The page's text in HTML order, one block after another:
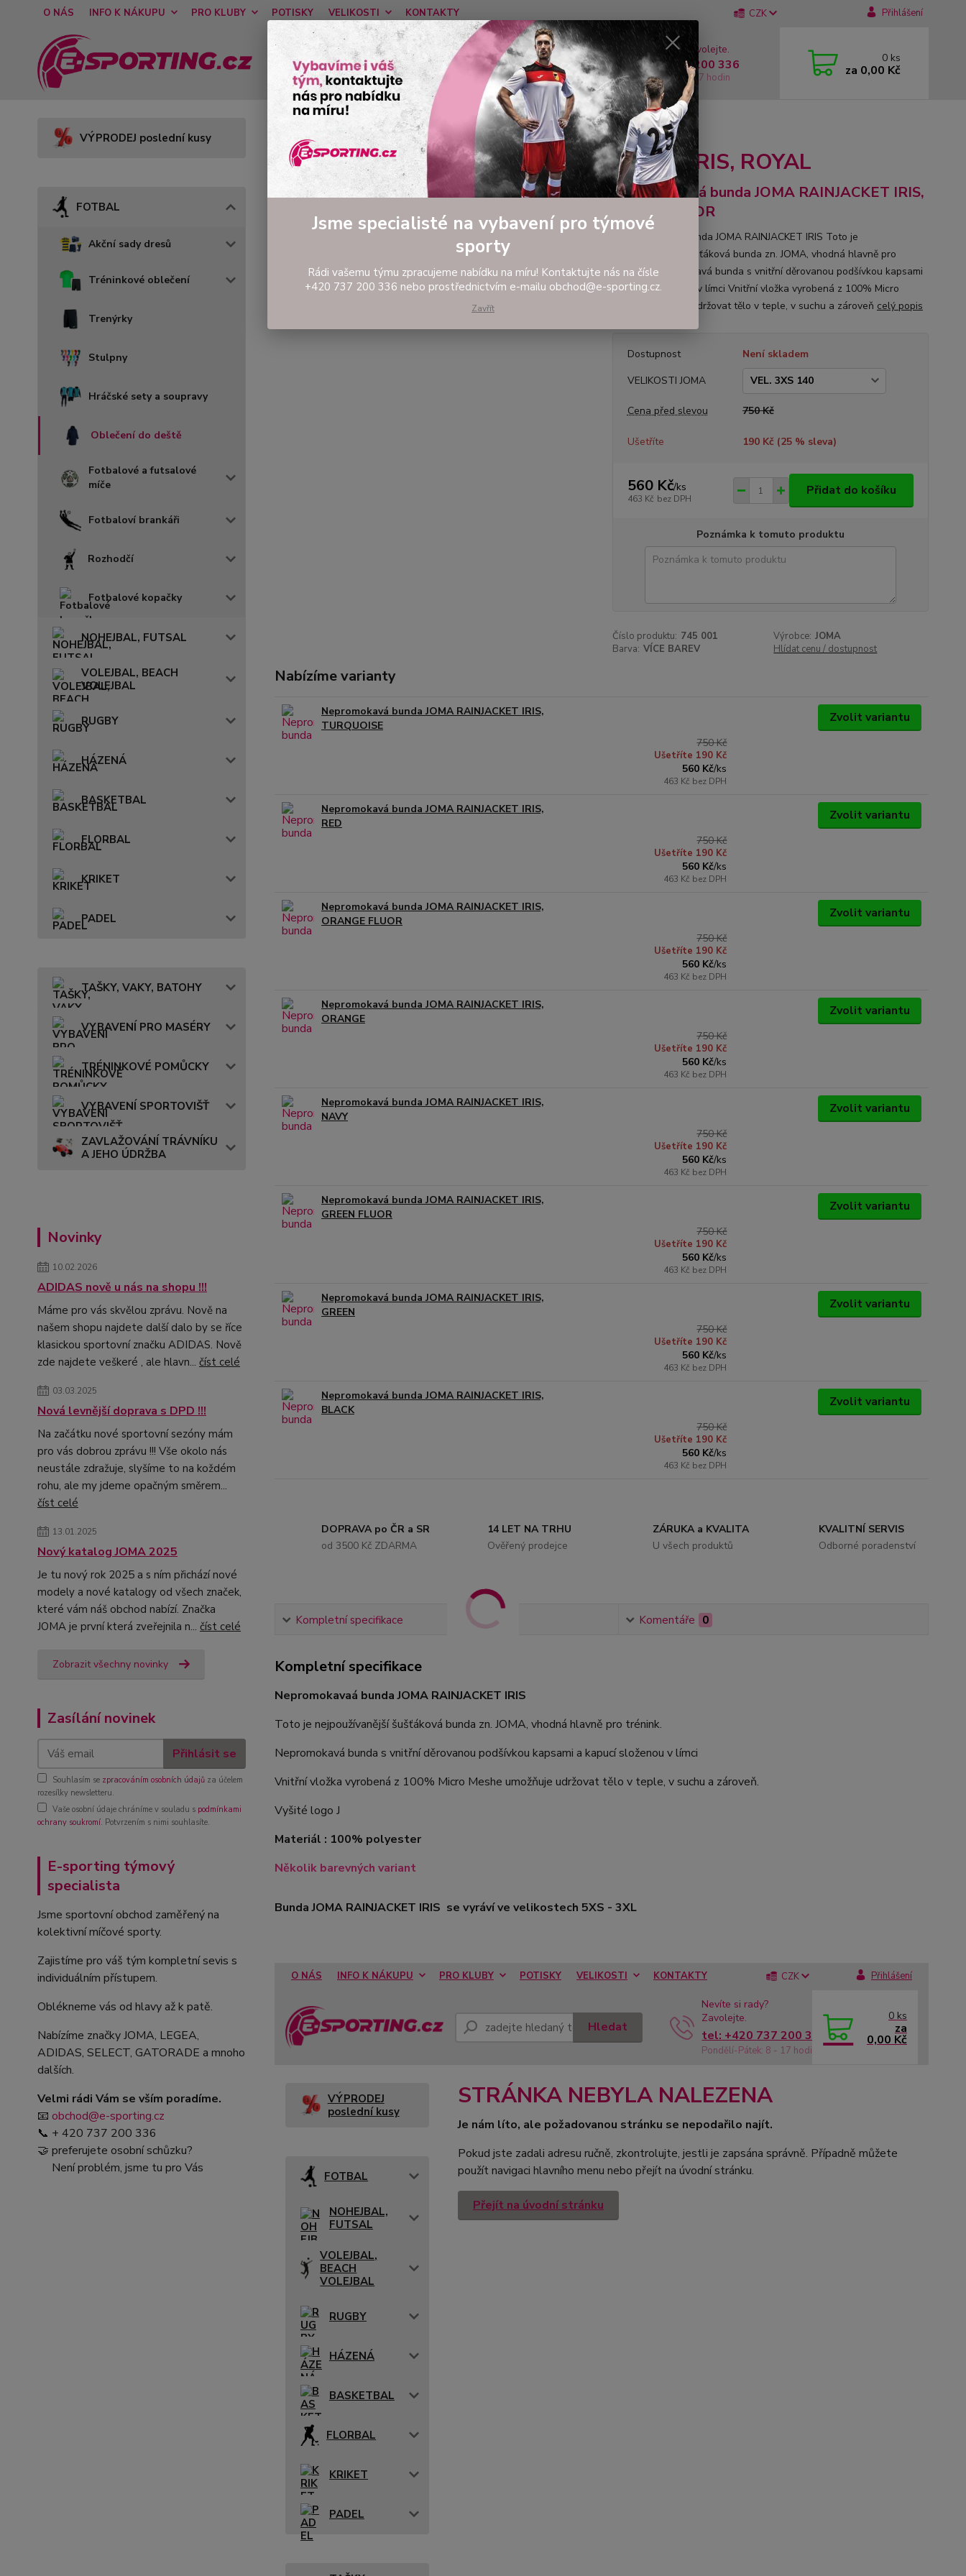
O NÁS INFO K NÁKUPU PRO KLUBY POTISKY VELIKOSTI KONTAKTY CZK Přihlášení
Hledat
Nevíte si rady? Zavolejte.
tel: +420 737 200 336
Pondělí-Pátek: 8 - 17 hodin
0 ks
za 0,00 Kč
VÝPRODEJ poslední kusy
FOTBAL
Akční sady dresů
Tréninkové oblečení
Trenýrky
Stulpny
Hráčské sety a soupravy
Oblečení do deště
Fotbalové a futsalové
míče
Fotbaloví brankáři
Rozhodčí
Fotbalové kopačky
NOHEJBAL, FUTSAL
VOLEJBAL, BEACH
VOLEJBAL
RUGBY
HÁZENÁ
BASKETBAL
FLORBAL
KRIKET
PADEL
TAŠKY, VAKY, BATOHY
VYBAVENÍ PRO MASÉRY
TRÉNINKOVÉ POMŮCKY
VYBAVENÍ SPORTOVIŠŤ
ZAVLAŽOVÁNÍ TRÁVNÍKU
A JEHO ÚDRŽBA
Novinky
10.02.2026
ADIDAS nově u nás na shopu !!!
Máme pro vás skvělou zprávu. Nově na
našem shopu najdete další dalo by se říce
klasickou sportovní značku ADIDAS. Nově
zde najdete veškeré , ale hlavn... číst celé
03.03.2025
Nová levnější doprava s DPD !!!
Na začátku nové sportovní sezóny mám
pro vás dobrou zprávu !!! Vše okolo nás
neustále zdražuje, slyšíme to na koždém
rohu, ale my jdeme opačným směrem...
číst celé
13.01.2025
Nový katalog JOMA 2025
Je tu nový rok 2025 a s ním přichází nové
modely a nové katalogy od všech značek,
které vám náš obchod nabízí. Značka
JOMA je první která zveřejnila n... číst celé
Zobrazit všechny novinky
Zasílání novinek
Přihlásit se
Souhlasím se zpracováním osobních údajů za účelem
rozesílky newsletteru.
Vaše osobní údaje chráníme v souladu s podmínkami
ochrany soukromí. Potvrzením s nimi souhlasíte.
E-sporting týmový
specialista
Jsme sportovní obchod zaměřený na
kolektivní míčové sporty.
Zajistíme pro váš tým kompletní sevis s
individuálním přístupem.
Oblékneme vás od hlavy až k patě.
Nabízíme značky JOMA, LEGEA,
ADIDAS, SELECT, GATORADE a mnoho
dalších.
Velmi rádi Vám se vším poradíme.
📧 obchod@e-sporting.cz
📞 + 420 737 200 336
🤝 preferujete osobní schůzku?
Není problém, jsme tu pro Vás
Oblečení do deště Nepromokavá bunda JOMA RAINJACKET IRIS, ROYAL
Nepromokavá bunda JOMA RAINJACKET IRIS, ROYAL
Nepromokavá bunda JOMA RAINJACKET IRIS,
GREEN FLUOR
Nepromokavaá bunda JOMA RAINJACKET IRIS Toto je
nejpoužívanější šušťáková bunda zn. JOMA, vhodná hlavně pro
trénink. Nepromokavá bunda s vnitřní děrovanou podšívkou kapsami
a kapucí složenou v límci Vnitřní vložka vyrobená z 100% Micro
Meshe umožňuje udržovat tělo v teple, v suchu a zároveň celý popis
Dostupnost
Není skladem
VELIKOSTI JOMA
Cena před slevou 750 Kč
Ušetříte 190 Kč (25% sleva)
560 Kč/ks
463 Kč bez DPH
Přidat do košíku
Poznámka k tomuto produktu
Číslo produktu: 745 001 Výrobce: JOMA
Barva: VÍCE BAREV Hlídat cenu / dostupnost
Nabízíme varianty
Nepromokavá bunda JOMA RAINJACKET IRIS,
TURQUOISE
750 Kč
Ušetříte 190 Kč
560 Kč/ks
463 Kč bez DPH
Zvolit variantu
Nepromokavá bunda JOMA RAINJACKET IRIS,
RED
750 Kč
Ušetříte 190 Kč
560 Kč/ks
463 Kč bez DPH
Zvolit variantu
Nepromokavá bunda JOMA RAINJACKET IRIS,
ORANGE FLUOR
750 Kč
Ušetříte 190 Kč
560 Kč/ks
463 Kč bez DPH
Zvolit variantu
Nepromokavá bunda JOMA RAINJACKET IRIS,
ORANGE
750 Kč
Ušetříte 190 Kč
560 Kč/ks
463 Kč bez DPH
Zvolit variantu
Nepromokavá bunda JOMA RAINJACKET IRIS,
NAVY
750 Kč
Ušetříte 190 Kč
560 Kč/ks
463 Kč bez DPH
Zvolit variantu
Nepromokavá bunda JOMA RAINJACKET IRIS,
GREEN FLUOR
750 Kč
Ušetříte 190 Kč
560 Kč/ks
463 Kč bez DPH
Zvolit variantu
Nepromokavá bunda JOMA RAINJACKET IRIS,
GREEN
750 Kč
Ušetříte 190 Kč
560 Kč/ks
463 Kč bez DPH
Zvolit variantu
Nepromokavá bunda JOMA RAINJACKET IRIS,
BLACK
750 Kč
Ušetříte 190 Kč
560 Kč/ks
463 Kč bez DPH
Zvolit variantu
DOPRAVA po ČR a SR
od 3500 Kč ZDARMA
14 LET NA TRHU
Ověřený prodejce
ZÁRUKA a KVALITA
U všech produktů
KVALITNÍ SERVIS
Odborné poradenství
Kompletní specifikace Komentáře 0
Kompletní specifikace
Nepromokavaá bunda JOMA RAINJACKET IRIS
Toto je nejpoužívanější šušťáková bunda zn. JOMA, vhodná hlavně pro trénink.
Nepromokavá bunda s vnitřní děrovanou podšívkou kapsami a kapucí složenou v límci
Vnitřní vložka vyrobená z 100% Micro Meshe umožňuje udržovat tělo v teple, v suchu a zároveň.
Vyšité logo J
Materiál : 100% polyester
Několik barevných variant
Bunda JOMA RAINJACKET IRIS se vyráví ve velikostech 5XS - 3XL
O NÁS INFO K NÁKUPU PRO KLUBY POTISKY VELIKOSTI KONTAKTY CZK Přihlášení
Hledat
Nevíte si rady?
Zavolejte.
tel: +420 737 200 336
Pondělí-Pátek: 8 - 17 hodin
0 ks
za
0,00 Kč
VÝPRODEJ
poslední kusy
FOTBAL
NOHEJBAL,
FUTSAL
VOLEJBAL,
BEACH
VOLEJBAL
RUGBY
HÁZENÁ
BASKETBAL
FLORBAL
KRIKET
PADEL
STRÁNKA NEBYLA NALEZENA
Je nám líto, ale požadovanou stránku se nepodařilo najít.
Pokud jste zadali adresu ručně, zkontrolujte, jestli je zapsána správně. Případně můžete
použít navigaci hlavního menu nebo přejít na úvodní stránku.
Přejít na úvodní stránku
Jsme specialisté na vybavení pro týmové
sporty
Rádi vašemu týmu zpracujeme nabídku na míru! Kontaktujte nás na čísle
+420 737 200 336 nebo prostřednictvím e-mailu obchod@e-sporting.cz.
Zavřít